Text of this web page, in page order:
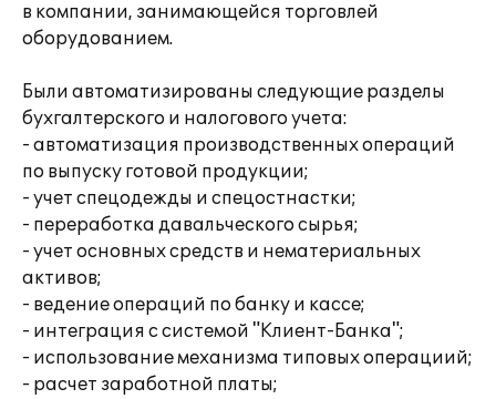
в компании, занимающейся торговлей
оборудованием.
Были автоматизированы следующие разделы
бухгалтерского и налогового учета:
- автоматизация производственных операций
по выпуску готовой продукции;
- учет спецодежды и спецостнастки;
- переработка давальческого сырья;
- учет основных средств и нематериальных
активов;
- ведение операций по банку и кассе;
- интеграция с системой "Клиент-Банка";
- использование механизма типовых операциий;
- расчет заработной платы;